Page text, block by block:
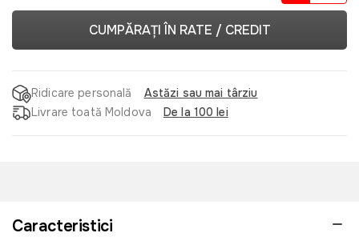
CUMPĂRAȚI ÎN RATE / CREDIT
Ridicare personală
Astăzi sau mai târziu
Livrare toată Moldova
De la 100 lei
Caracteristici